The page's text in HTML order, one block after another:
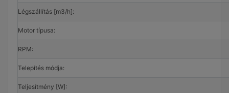
Légszállítás [m3/h]:
Motor típusa:
RPM:
Telepítés módja:
Teljesítmény [W]: